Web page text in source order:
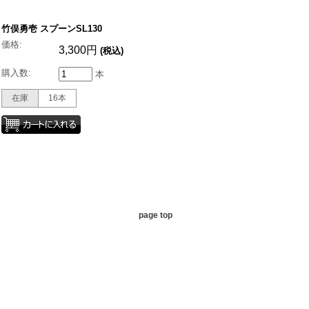
竹俣勇壱 スプーンSL130
価格:
3,300円 (税込)
購入数: 本
在庫 16本
page top